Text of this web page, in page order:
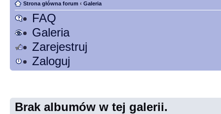
Strona główna forum ‹ Galeria
FAQ
Galeria
Zarejestruj
Zaloguj
Brak albumów w tej galerii.